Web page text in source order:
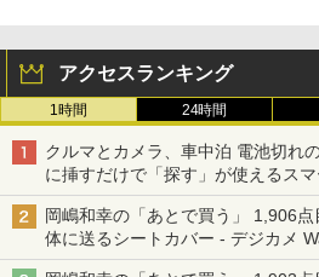
アクセスランキング
1時間 24時間
クルマとカメラ、車中泊 電池切れ
に挿すだけで「探す」が使えるス
岡嶋和幸の「あとで買う」 1,906
体に送るシートカバー - デジカメ